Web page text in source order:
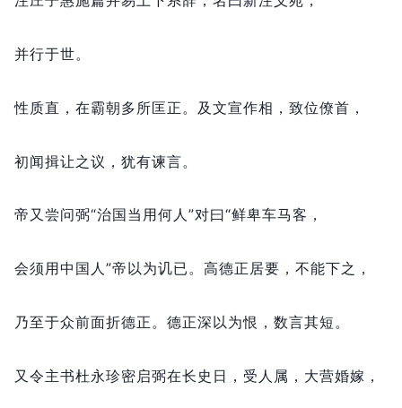
并行于世。
性质直， 在霸朝多所匡正。 及文宣作相， 致位僚首，
初闻揖让之议， 犹有谏言。
帝又尝问弼“治国当用何人”对曰“鲜卑车马客，
会须用中国人”帝以为讥已。 高德正居要， 不能下之，
乃至于众前面折德正。 德正深以为恨， 数言其短。
又令主书杜永珍密启弼在长史日， 受人属， 大营婚嫁，